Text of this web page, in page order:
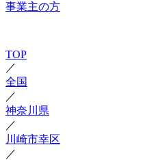
事業主の方
TOP
／
全国
／
神奈川県
／
川崎市幸区
／